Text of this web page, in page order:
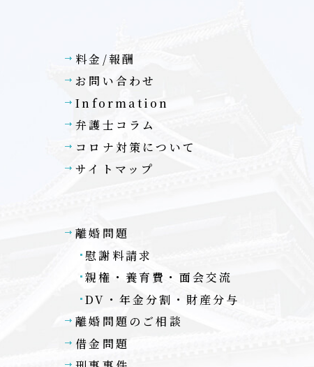
料金/報酬
お問い合わせ
Information
弁護士コラム
コロナ対策について
サイトマップ
離婚問題
慰謝料請求
親権・養育費・面会交流
DV・年金分割・財産分与
離婚問題のご相談
借金問題